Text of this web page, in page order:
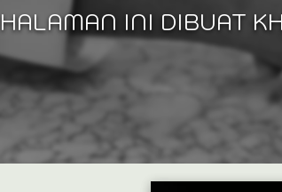
HALAMAN INI DIBUAT